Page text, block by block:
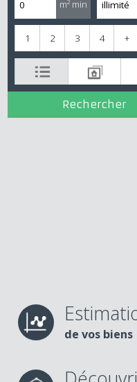
m² min
1 2 3 4 +
de vos biens